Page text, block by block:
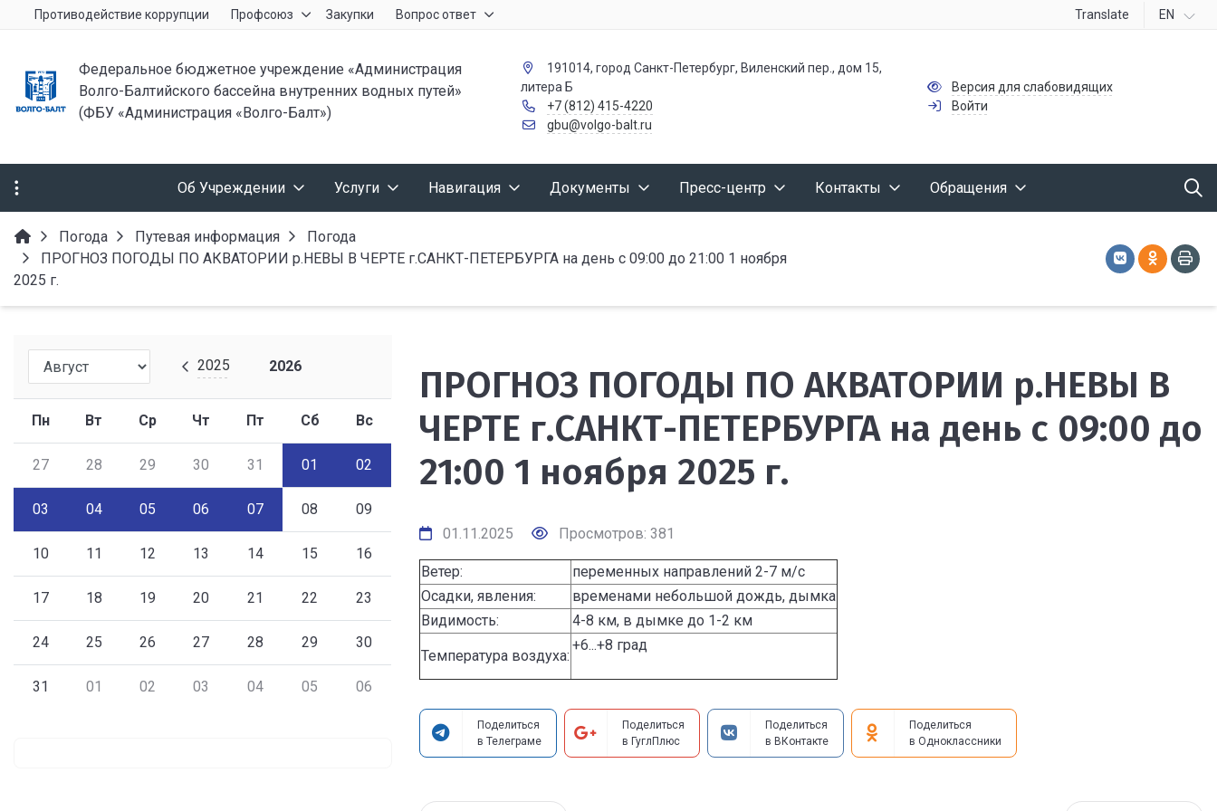
Противодействие коррупции Профсоюз Закупки Вопрос ответ Translate EN
Федеральное бюджетное учреждение «Администрация
Волго-Балтийского бассейна внутренних водных путей»
(ФБУ «Администрация «Волго-Балт»)
191014, город Санкт-Петербург, Виленский пер., дом 15,
литера Б
+7 (812) 415-4220
gbu@volgo-balt.ru
Версия для слабовидящих
Войти
Об Учреждении Услуги Навигация Документы Пресс-центр Контакты Обращения
Погода Путевая информация
Погода
ПРОГНОЗ ПОГОДЫ ПО АКВАТОРИИ р.НЕВЫ В ЧЕРТЕ г.САНКТ-ПЕТЕРБУРГА на день с 09:00 до 21:00 1 ноября
2025 г.
2025 2026
Пн Вт Ср Чт Пт Сб Вс
27 28 29 30 31 01 02
03 04 05 06 07 08 09
10 11 12 13 14 15 16
17 18 19 20 21 22 23
24 25 26 27 28 29 30
31 01 02 03 04 05 06
ПРОГНОЗ ПОГОДЫ ПО АКВАТОРИИ р.НЕВЫ В
ЧЕРТЕ г.САНКТ-ПЕТЕРБУРГА на день с 09:00 до
21:00 1 ноября 2025 г.
01.11.2025 Просмотров: 381
Ветер:
переменных направлений 2-7 м/с
Осадки, явления:
временами небольшой дождь, дымка
Видимость:
4-8 км, в дымке до 1-2 км
Температура воздуха:
+6...+8 град
Поделиться
в Телеграме
Поделиться
в ГуглПлюс
Поделиться
в ВКонтакте
Поделиться
в Одноклассники